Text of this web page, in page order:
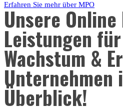
Erfahren Sie mehr über MPO
Unsere
Leistungen
Wachstum &
Unternehmen
Überblick!